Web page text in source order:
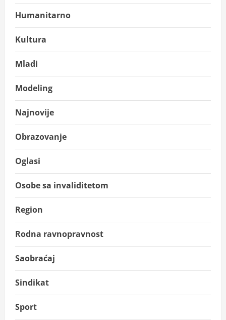
Humanitarno
Kultura
Mladi
Modeling
Najnovije
Obrazovanje
Oglasi
Osobe sa invaliditetom
Region
Rodna ravnopravnost
Saobraćaj
Sindikat
Sport